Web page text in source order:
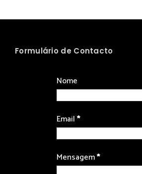
Formulário de Contacto
Nome
Email*
Mensagem*